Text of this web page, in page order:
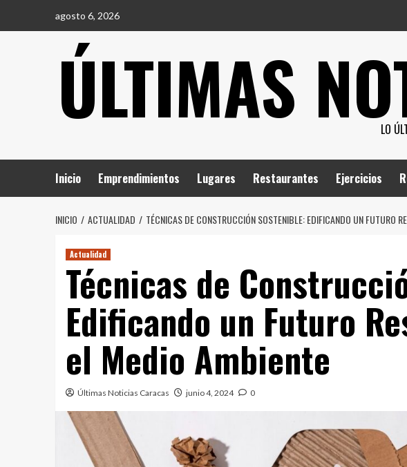
agosto 6, 2026
ÚLTIMAS LO
Inicio Emprendimientos Lugares Restaurantes Ejercicios
INICIO ACTUALIDAD TÉCNICAS DE CONSTRUCCIÓN SOSTENIBLE: EDIFICANDO UN FUTURO
Actualidad
Técnicas de
Edificando un Futuro
el Medio Ambiente
Últimas Noticias Caracas junio 4, 2024 0